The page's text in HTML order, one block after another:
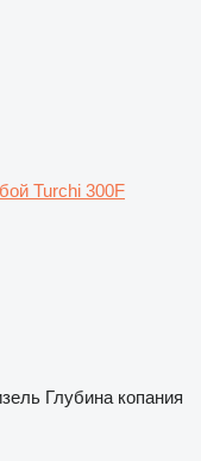
Turchi 300F
Глубина копания